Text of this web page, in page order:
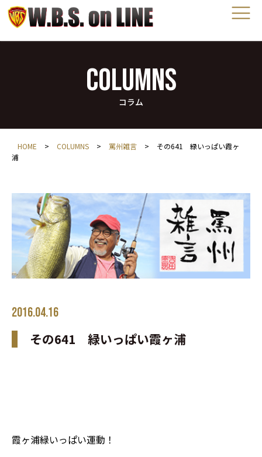
COLUMNS
コラム
HOME > COLUMNS > 罵州雑言 >
その641 緑いっぱい霞ヶ
浦
2016.04.16
その641 緑いっぱい霞ヶ浦
霞ヶ浦緑いっぱい運動！